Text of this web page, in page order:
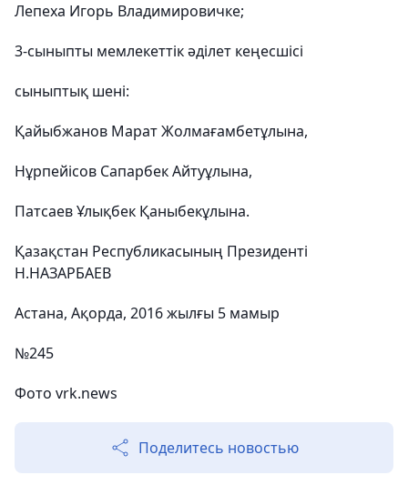
Лепеха Игорь Владимировичке;
3-сыныпты мемлекеттік әділет кеңесшісі
сы­нып­тық шені:
Қайыбжанов Марат Жолмағамбетұлына,
Нұрпейісов Сапарбек Айтуұлына,
Патсаев Ұлықбек Қаныбекұлына.
Қазақстан Республикасының Президенті
Н.НАЗАРБАЕВ
Астана, Ақорда, 2016 жылғы 5 мамыр
№245
Фото vrk.news
Поделитесь новостью